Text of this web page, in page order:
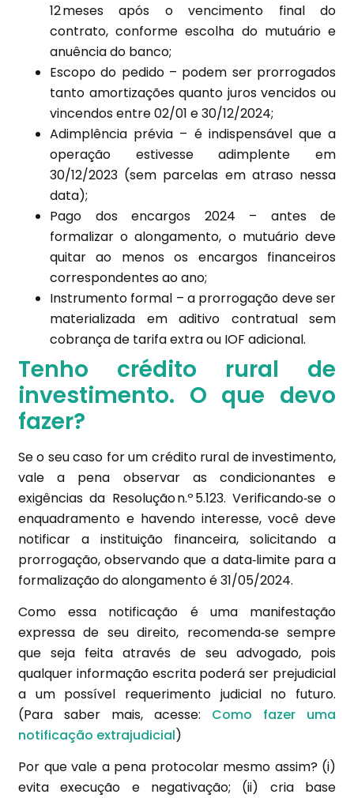
12 meses após o vencimento final do
contrato, conforme escolha do mutuário e
anuência do banco;
Escopo do pedido – podem ser prorrogados
tanto amortizações quanto juros vencidos ou
vincendos entre 02/01 e 30/12/2024;
Adimplência prévia – é indispensável que a
operação estivesse adimplente em
30/12/2023 (sem parcelas em atraso nessa
data);
Pago dos encargos 2024 – antes de
formalizar o alongamento, o mutuário deve
quitar ao menos os encargos financeiros
correspondentes ao ano;
Instrumento formal – a prorrogação deve ser
materializada em aditivo contratual sem
cobrança de tarifa extra ou IOF adicional.
Tenho crédito rural de
investimento. O que devo
fazer?
Se o seu caso for um crédito rural de investimento,
vale a pena observar as condicionantes e
exigências da Resolução n.º 5.123. Verificando‑se o
enquadramento e havendo interesse, você deve
notificar a instituição financeira, solicitando a
prorrogação, observando que a data‑limite para a
formalização do alongamento é 31/05/2024.
Como essa notificação é uma manifestação
expressa de seu direito, recomenda‑se sempre
que seja feita através de seu advogado, pois
qualquer informação escrita poderá ser prejudicial
a um possível requerimento judicial no futuro.
(Para saber mais, acesse: Como fazer uma
notificação extrajudicial)
Por que vale a pena protocolar mesmo assim? (i)
evita execução e negativação; (ii) cria base